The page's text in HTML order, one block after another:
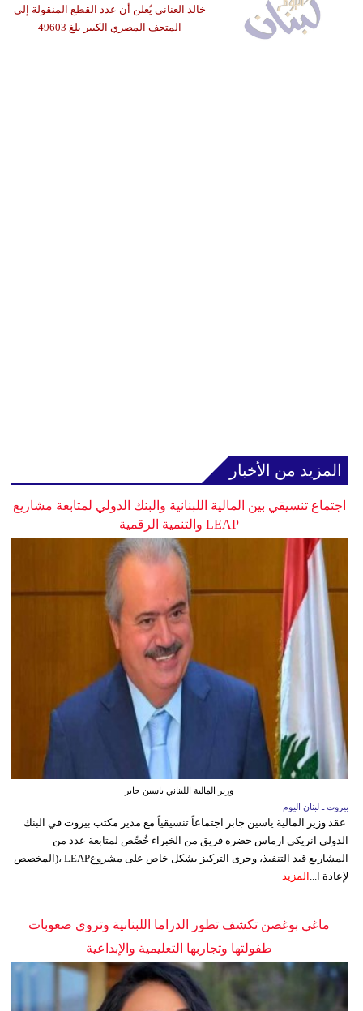
خالد العناني يُعلن أن عدد القطع المنقولة إلى
المتحف المصري الكبير بلغ 49603
المزيد من الأخبار
اجتماع تنسيقي بين المالية اللبنانية والبنك الدولي لمتابعة مشاريع
LEAP والتنمية الرقمية
وزير المالية اللبناني ياسين جابر
بيروت ـ لبنان اليوم
عقد وزير المالية ياسين جابر اجتماعاً تنسيقياً مع مدير مكتب بيروت في البنك
الدولي انريكي ارماس حضره فريق من الخبراء خُصِّص لمتابعة عدد من
المشاريع قيد التنفيذ، وجرى التركيز بشكل خاص على مشروعLEAP ،(المخصص
لإعادة ا... المزيد
ماغي بوغصن تكشف تطور الدراما اللبنانية وتروي صعوبات
طفولتها وتجاربها التعليمية والإبداعية